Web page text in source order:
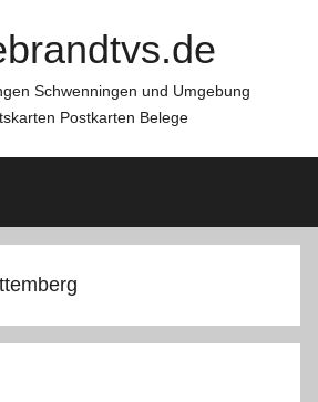
Schwenningen und Umgebung
Postkarten Belege